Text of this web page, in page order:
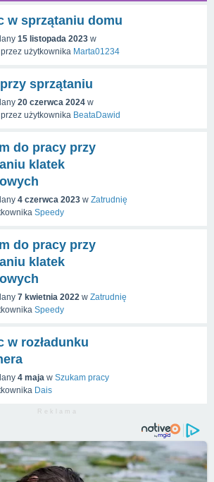
w sprzątaniu domu
15 listopada 2023 w
przez użytkownika Marta01234
sprzątaniu
20 czerwca 2024 w
przez użytkownika BeataDawid
do pracy przy
klatek
4 czerwca 2023 w Zatrudnię
Speedy
do pracy przy
klatek
7 kwietnia 2022 w Zatrudnię
Speedy
w rozładunku
4 maja w Szukam pracy
Dais
R e k l a m a